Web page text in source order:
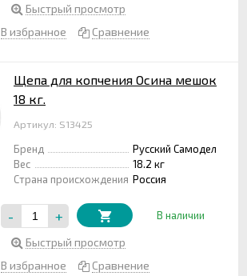
Быстрый просмотр
В избранное
Сравнение
Щепа для копчения Осина мешок
18 кг.
Артикул: S13425
Бренд
Русский Самодел
Вес
18.2 кг
Страна происхождения Россия
- + В наличии
Быстрый просмотр
В избранное
Сравнение